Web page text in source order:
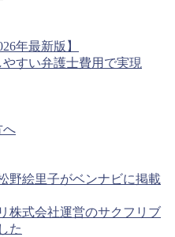
年最新版】
すい弁護士費用で実現
へ
野絵里子がベンナビに掲載
株式会社運営のサクフリブ
た